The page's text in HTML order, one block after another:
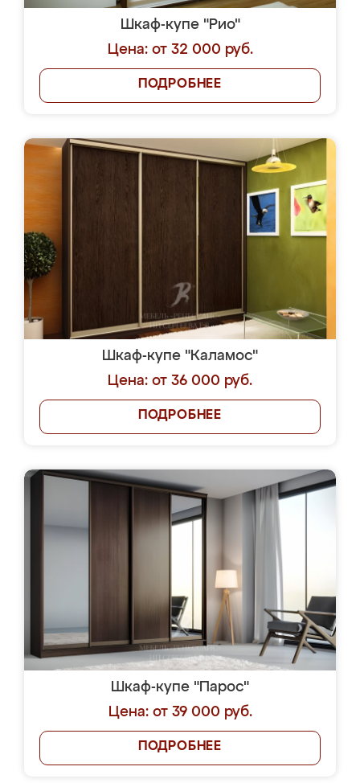
Шкаф-купе "Рио"
Цена: от 32 000 руб.
ПОДРОБНЕЕ
Шкаф-купе "Каламос"
Цена: от 36 000 руб.
ПОДРОБНЕЕ
Шкаф-купе "Парос"
Цена: от 39 000 руб.
ПОДРОБНЕЕ